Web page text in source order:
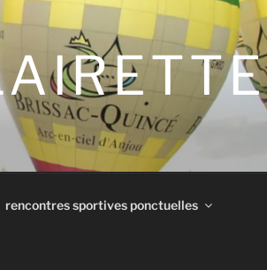
rencontres sportives ponctuelles